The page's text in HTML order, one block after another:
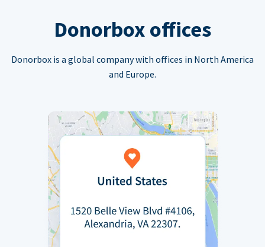
Donorbox offices
Donorbox is a global company with offices in North America
and Europe.